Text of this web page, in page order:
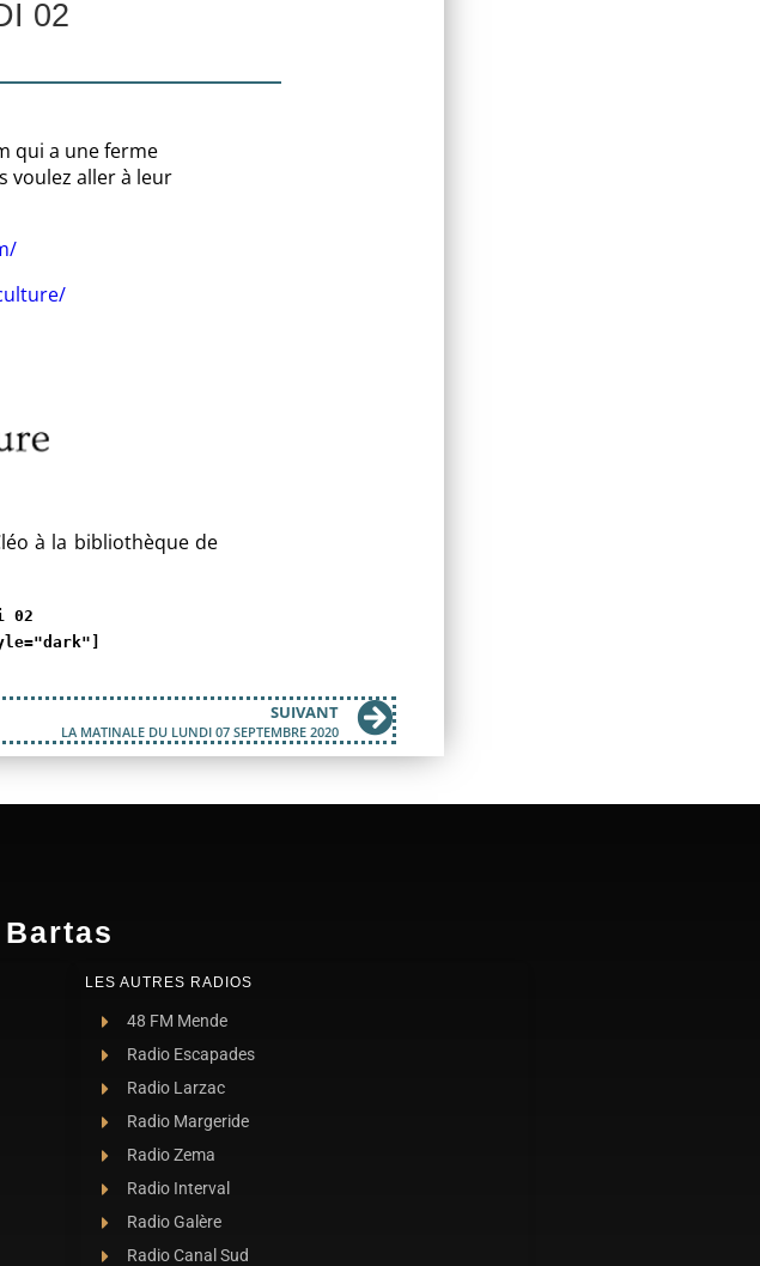
02
qui a une ferme
voulez aller à leur
à la bibliothèque de
02
SUIVANT
LA MATINALE DU LUNDI 07 SEPTEMBRE 2020
LES AUTRES RADIOS
48 FM Mende
Radio Escapades
Radio Larzac
Radio Margeride
Radio Zema
Radio Interval
Radio Galère
Radio Canal Sud